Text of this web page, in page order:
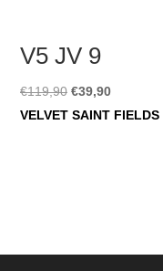
V5 JV 9
€119,90 Ursprünglicher
Preis
€39,90Aktueller
Preis
VELVET SAINT FIELDS